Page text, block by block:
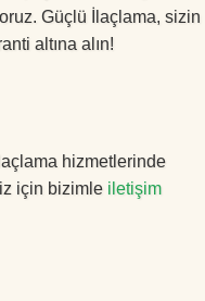
Güçlü İlaçlama, sizin
altına alın!
hizmetlerinde
için bizimle iletişim